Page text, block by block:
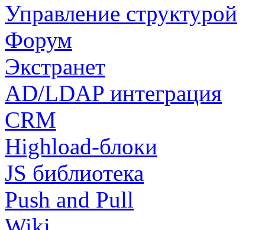
Управление структурой
Форум
Экстранет
AD/LDAP интеграция
CRM
Highload-блоки
JS библиотека
Push and Pull